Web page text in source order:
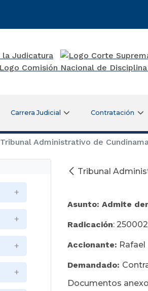
Carrera Judicial Contratación
Tribunal Administrativo de
Tribunal
Asunto: Admite
Radicación:
Accionante: Rafael
Demandado:
Documentos